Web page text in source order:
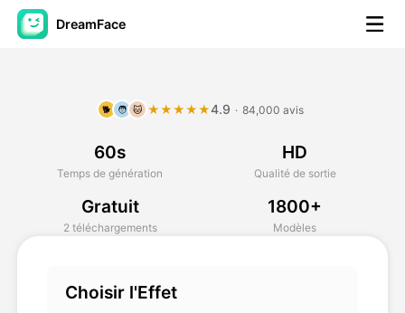
DreamFace
Vidéo d'avatar
AI vidéo
Photos d'IA
🐕 🧑 🐱 ★★★★★4.9 · 84,000 avis
60s
Temps de génération
HD
Qualité de sortie
Gratuit
2 téléchargements
1800+
Modèles
Choisir l'Effet